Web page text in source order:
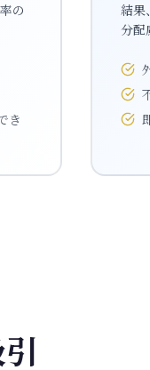
の
き
結果
分配